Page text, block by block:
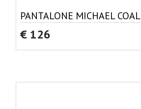
PANTALONE MICHAEL COAL
€ 126